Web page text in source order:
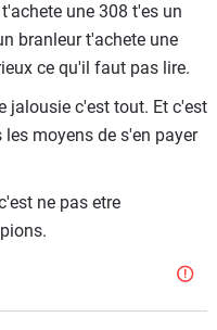
une 308 t'es un
branleur t'achete une
ce qu'il faut pas lire.
jalousie c'est tout. Et c'est
moyens de s'en payer
ne pas etre